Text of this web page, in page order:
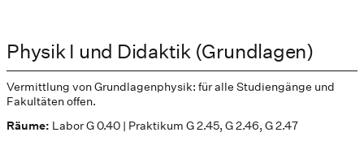
Physik I und Didaktik (Grundlagen)
Vermittlung von Grundlagenphysik: für alle Studiengänge und
Fakultäten offen.
Räume: Labor G 0.40 | Praktikum G 2.45, G 2.46, G 2.47